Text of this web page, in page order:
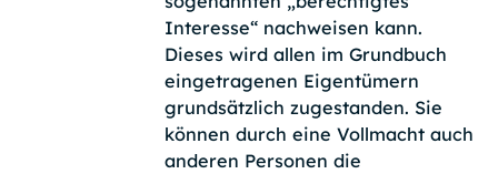
Interesse“ nachweisen kann.
Dieses wird allen im Grundbuch
eingetragenen Eigentümern
grundsätzlich zugestanden. Sie
können durch eine Vollmacht auch
anderen Personen die